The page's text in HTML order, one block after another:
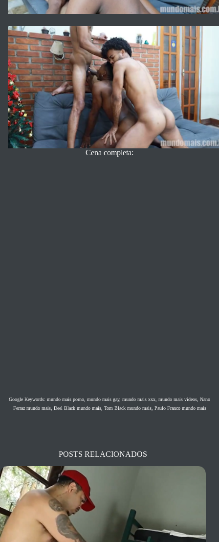
Cena completa:
Google Keywords: mundo mais porno, mundo mais gay, mundo mais xxx, mundo mais videos, Nano
Ferraz mundo mais, Deel Blackmundo mais, Tom Black mundo mais, Paulo Franco mundo mais
POSTS RELACIONADOS